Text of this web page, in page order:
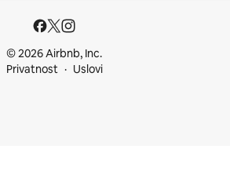
© 2026 Airbnb, Inc.
Privatnost
Uslovi